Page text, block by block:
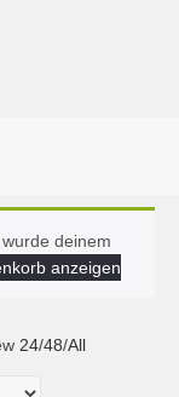
wurde deinem
anzeigen
24/48/All